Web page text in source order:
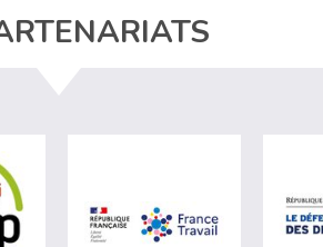
(nouvelle fenêtre)
visiter les site de Fiphfp (nouvelle fenêtre)
visiter les